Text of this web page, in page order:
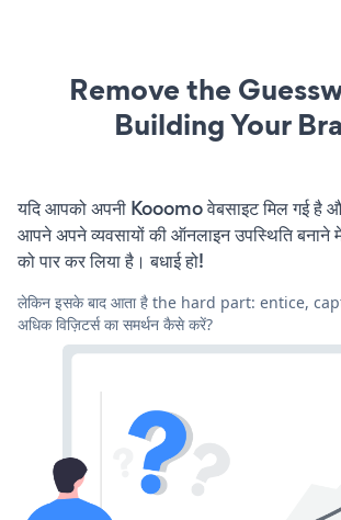
Remove the
Building Your
यदि आपको अपनी Kooomo वेबसाइट मिल गई है
आपने अपने व्यवसायों की ऑनलाइन उपस्थिति बनाने
को पार कर लिया है। बधाई हो!
लेकिन इसके बाद आता है the hard part: entice,
अधिक विज़िटर्स का समर्थन कैसे करें?